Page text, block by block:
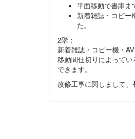
平面移動で書庫ま
新着雑誌・コピー
た。
2階：
新着雑誌・コピー機・
移動間仕切りによって
できます。
改修工事に関しまして、